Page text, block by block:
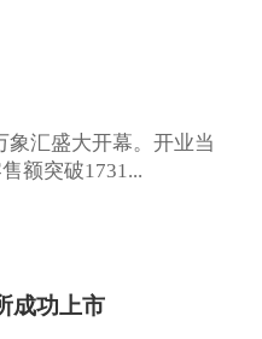
象汇盛大开幕。开业当
额突破1731...
成功上市